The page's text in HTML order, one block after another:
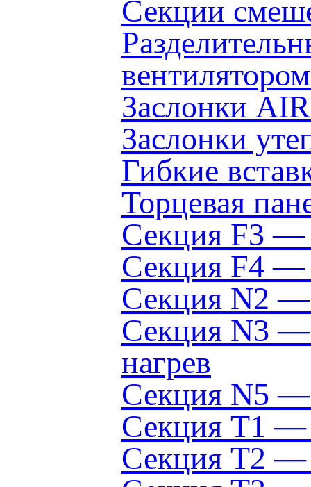
Секции
Заслонки
Заслонки
Гибкие
Торцевая
Секция F3 —
Секция F4 —
Секция N2 —
Секция N3 —
нагрев
Секция N5 —
Секция Т1 —
Секция Т2 —